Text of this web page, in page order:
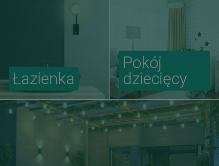
Łazienka
Pokój
dziecięcy